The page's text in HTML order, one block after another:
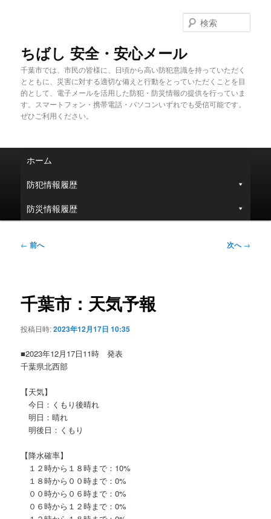
ちばし 安全・安心メール
千葉市では、市民の皆様に、日頃から高い防犯意識を持っていただく
とともに、災害に対する適切な備えと行動をとっていただくことを目
的として、電子メールを活用した防犯・防災情報の提供を行っていま
す。スマートフォン・携帯電話・パソコンいずれでも受信可能です。
ぜひご利用ください。
索
ュ
ホーム
防犯情報履歴
防災情報履歴
投
ゲ
ー
ョ
← 前へ 次へ→
千葉市：天気予報
投稿日時:2023年12月17日 10:35
■2023年12月17日11時 発表
千葉県北西部
【天気】
今日：くもり後晴れ
明日：晴れ
明後日：くもり
【降水確率】
１２時から１８時まで：10%
１８時から００時まで：0%
００時から０６時まで：0%
０６時から１２時まで：0%